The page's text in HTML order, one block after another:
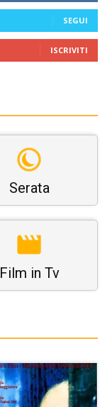
SEGUI
ISCRIVITI
Serata
Film in Tv